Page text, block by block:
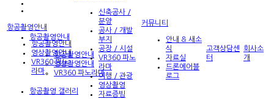
항공촬영안내
항공촬영안내
영상촬영안내
VR360 파노라마
항공촬영 갤러리
항공촬영안내
항공촬영안내
영상촬영안내
VR360 파노
라마
신축공사 /
분양
공사 / 개발
부지
공장 / 시설
VR360 파노
라마
여행 / 관광
영상촬영
자료증빙
커뮤니티
안내 & 새소
식
자료실
드론에어블
로그
고객상담센
터
회사소
개